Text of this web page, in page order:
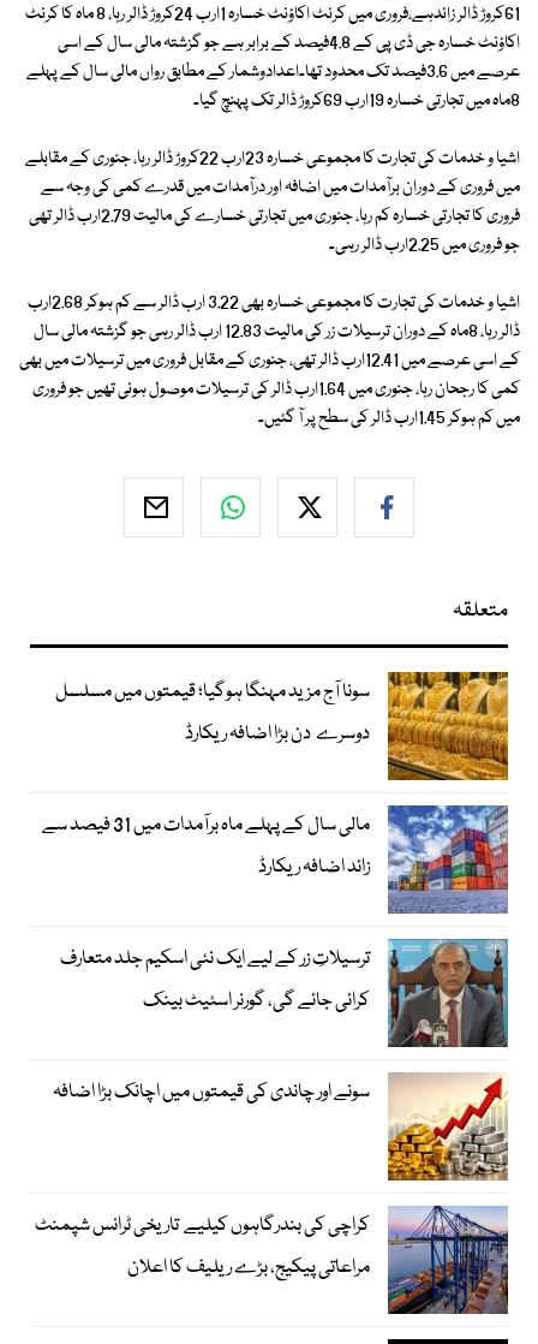
61کروڑ ڈالر زائدہے،فروری میں کرنٹ اکاؤنٹ خسارہ 1ارب 24کروڑ ڈالر رہا، 8 ماہ کا کرنٹ
اکاؤنٹ خسارہ جی ڈی پی کے 4.8فیصد کے برابر ہے جو گزشتہ مالی سال کے اسی
عرصے میں 3.6فیصد تک محدود تھا۔اعدادوشمار کے مطابق رواں مالی سال کے پہلے
8ماہ میں تجارتی خسارہ 19ارب 69کروڑ ڈالر تک پہنچ گیا۔
اشیا و خدمات کی تجارت کا مجموعی خسارہ 23ارب 22کروڑ ڈالر رہا، جنوری کے مقابلے
میں فروری کے دوران برآمدات میں اضافہ اور درآمدات میں قدرے کمی کی وجہ سے
فروری کا تجارتی خسارہ کم رہا، جنوری میں تجارتی خسارے کی مالیت 2.79ارب ڈالر تھی
جو فروری میں 2.25ارب ڈالر رہی۔
اشیا و خدمات کی تجارت کا مجموعی خسارہ بھی 3.22 ارب ڈالر سے کم ہوکر 2.68ارب
ڈالر رہا، 8ماہ کے دوران ترسیلات زر کی مالیت 12.83 ارب ڈالر رہی جو گزشتہ مالی سال
کے اسی عرصے میں 12.41ارب ڈالر تھی، جنوری کے مقابل فروری میں ترسیلات میں بھی
کمی کا رجحان رہا، جنوری میں 1.64ارب ڈالر کی ترسیلات موصول ہوئی تھیں جو فروری
میں کم ہوکر 1.45ارب ڈالر کی سطح پر آ گئیں۔
متعلقہ
سونا آج مزید مہنگا ہوگیا؛ قیمتوں میں مسلسل
دوسرے دن بڑا اضافہ ریکارڈ
مالی سال کے پہلے ماہ برآمدات میں 31 فیصد سے
زائد اضافہ ریکارڈ
ترسیلاتِ زر کے لیے ایک نئی اسکیم جلد متعارف
کرائی جائے گی، گورنر اسٹیٹ بینک
سونے اور چاندی کی قیمتوں میں اچانک بڑا اضافہ
کراچی کی بندرگاہوں کیلیے تاریخی ٹرانس شپمنٹ
مراعاتی پیکیج، بڑے ریلیف کا اعلان